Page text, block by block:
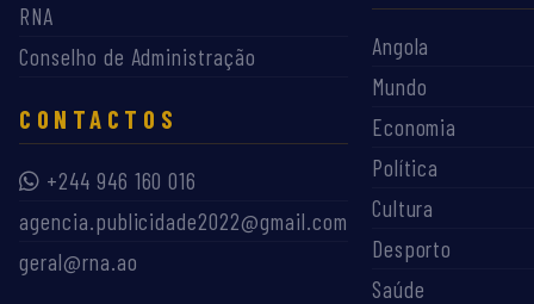
RNA
Conselho de Administração
CONTACTOS
+244 946 160 016
agencia.publicidade2022@gmail.com
geral@rna.ao
Angola
Mundo
Economia
Política
Cultura
Desporto
Saúde